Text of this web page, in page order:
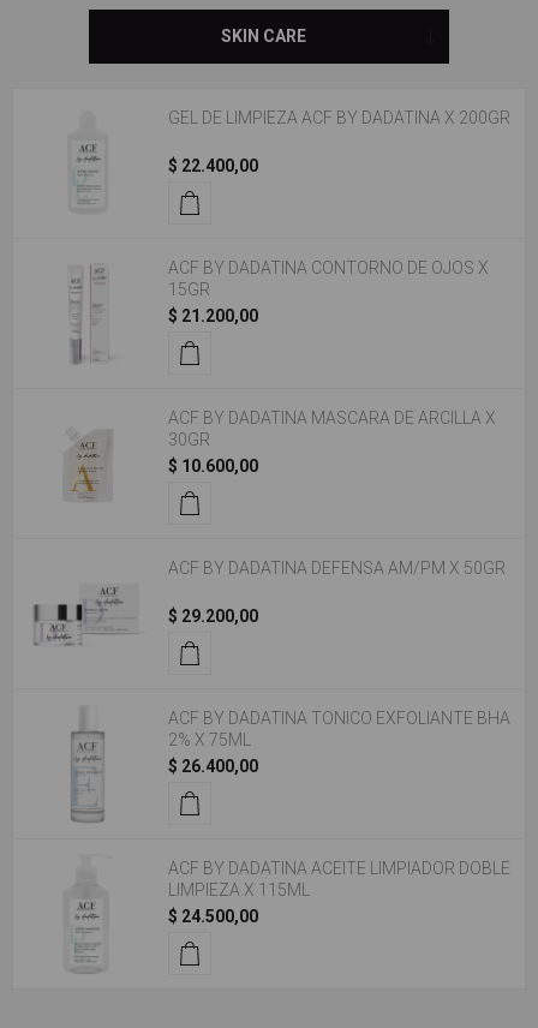
GEL DE LIMPIEZA ACF BY DADATINA X 200GR
$ 22.400,00
ACF BY DADATINA CONTORNO DE OJOS X
15GR
$ 21.200,00
ACF BY DADATINA MASCARA DE ARCILLA X
30GR
$ 10.600,00
ACF BY DADATINA DEFENSA AM/PM X 50GR
$ 29.200,00
ACF BY DADATINA TONICO EXFOLIANTE BHA
2% X 75ML
$ 26.400,00
ACF BY DADATINA ACEITE LIMPIADOR DOBLE
LIMPIEZA X 115ML
$ 24.500,00